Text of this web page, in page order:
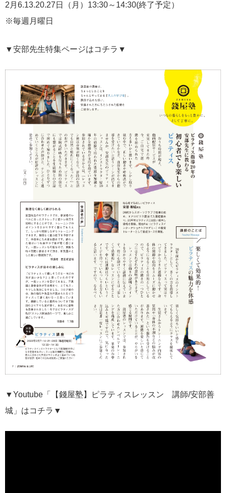
2月6.13.20.27日（月）13:30～14:30(終了予定）
※毎週月曜日
▼安部先生特集ページはコチラ▼
▼Youtube「【錢屋塾】ピラティスレッスン 講師/安部善
城」はコチラ▼